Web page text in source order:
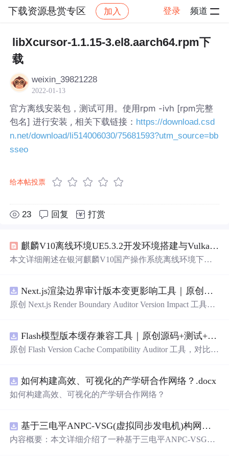
下载资源悬赏专区 加入 登录 频道
社区 下载资源悬赏专区 帖子详情
libXcursor-1.1.15-3.el8.aarch64.rpm下
载
weixin_39821228
2022-01-13
官方离线安装包，测试可用。使用rpm -ivh [rpm完整
包名] 进行安装 , 相关下载链接： https://download.csd
n.net/download/li514006030/75681593?utm_source=bb
sseo
给本帖投票
23 回复 打赏
麒麟V10离线环境UE5.3.2开发环境搭建与Vulkan配置全攻略
本文详细阐述在银河麒麟V10国产操作系统离线环境下，
手动部署、UE5.3.2源码离线获取与Clang编译配置（启用V
ulkan RHI）、VsCode离线IDE深度集成（C/C++智能感
技术栈适配问题。
Next.js渲染边界审计版本变更影响工具｜原创源码+测试+离线报告
原创 Next.js Render Boundary Auditor Version Impact 工具，
入约定、规则参数、结果结构和风险项，识别变更影响。
压缩包包含完整源码、3 项自动化测试、可复现合成示
原创与授权声明。运行时零第三方依赖，不包含热点产品
或开源项目源码、Logo、官方截图、论文、生产日志或其
他受限素材。
Flash模型版本缓存兼容工具｜原创源码+测试+离线报告
原创 Flash Version Cache Compatibility Auditor 工具，对比两
复现合成示例、离线 HTML/JSON/SVG 报告、1080×720
真实运行效果图、README、运行说明、功能清单、MIT
日志或其他受限素材。
如何构建高效、可视化的产学研合作网络？.docx
如何构建高效、可视化的产学研合作网络？
基于三电平ANPC-VSG(虚拟同步发电机)构网型逆变器控制+双闭环+中点电位平衡控制
内容概要：本文详细介绍了一种基于三电平ANPC-VSG